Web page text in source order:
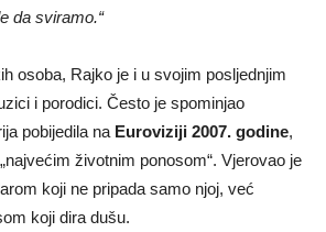
da sviramo.“
osoba, Rajko je i u svojim posljednjim
i porodici. Često je spominjao
pobijedila na Euroviziji 2007. godine,
životnim ponosom“. Vjerovao je
koji ne pripada samo njoj, već
koji dira dušu.